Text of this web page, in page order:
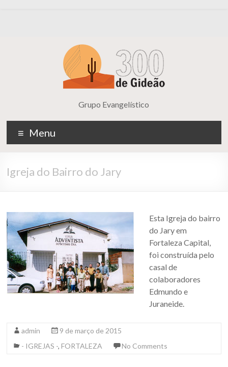
Grupo Evangelístico
Menu
Igreja do Bairro do Jary
Esta Igreja do bairro
do Jary em
Fortaleza Capital,
foi construída pelo
casal de
colaboradores
Edmundo e
Juraneide.
admin
9 de março de 2015
- IGREJAS -,FORTALEZA No Comments